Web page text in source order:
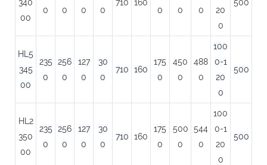
340
00
0
0
0
0
710 160
0
0
0
20
0
500
HL5
345
00
235
0
256
0
127
0
30
0
710 160
175
0
450
0
488
0
100
0-1
20
0
500
HL2
350
00
235
0
256
0
127
0
30
0
710 160
175
0
500
0
544
0
100
0-1
20
0
500